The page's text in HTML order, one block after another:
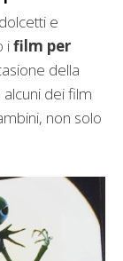
e
ifilm per
della
dei film
non solo